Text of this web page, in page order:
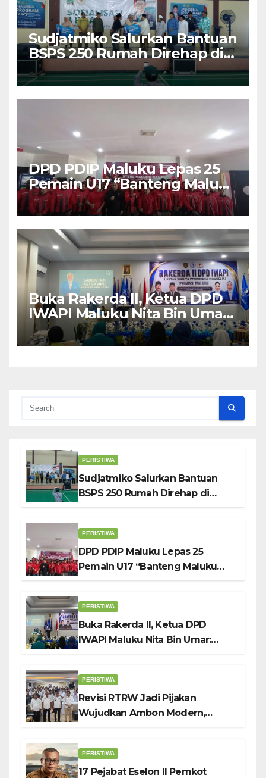
Sudjatmiko Salurkan Bantuan
BSPS 250 Rumah Direhap di
Depok
DPD PDIP Maluku Lepas 25
Pemain U17 “Banteng Maluku
Raya” ke Sokerano Cup di
Jawa Timur
Buka Rakerda II, Ketua DPD
IWAPI Maluku Nita Bin Umar:
Perempuan Pengusaha Pilar
Penggerak UMKM
PERISTIWA
Sudjatmiko Salurkan Bantuan
BSPS 250 Rumah Direhap di
PERISTIWA
DPD PDIP Maluku Lepas 25
Pemain U17 “Banteng Maluku
PERISTIWA
Buka Rakerda II, Ketua DPD
IWAPI Maluku Nita Bin Umar:
PERISTIWA
Revisi RTRW Jadi Pijakan
Wujudkan Ambon Modern,
PERISTIWA
17 Pejabat Eselon II Pemkot